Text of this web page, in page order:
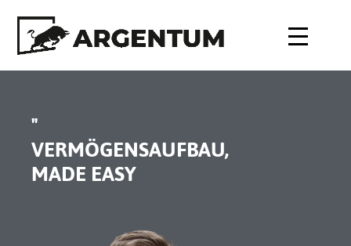
"
VERMÖGENSAUFBAU,
MADE EASY